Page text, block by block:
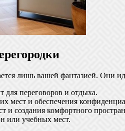
лишь вашей фантазией. Они
для переговоров и отдыха.
мест и обеспечения
создания комфортного
или учебных мест.